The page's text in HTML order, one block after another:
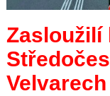
Zasloužilí
Velvarech